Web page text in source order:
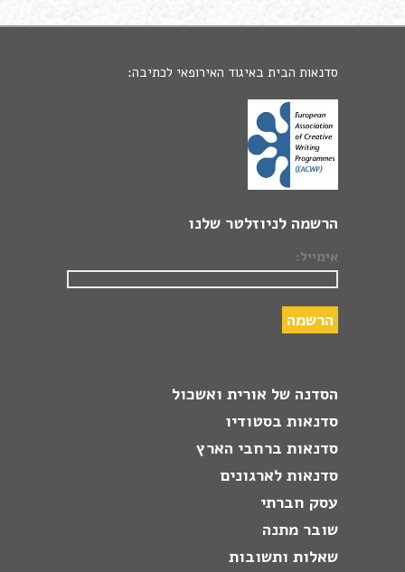
סדנאות הבית באיגוד האירופאי לכתיבה:
הרשמה לניוזלטר שלנו
אימייל:
הסדנה של אורית ואשכול
סדנאות בסטודיו
סדנאות ברחבי הארץ
סדנאות לארגונים
עסק חברתי
שובר מתנה
שאלות ותשובות